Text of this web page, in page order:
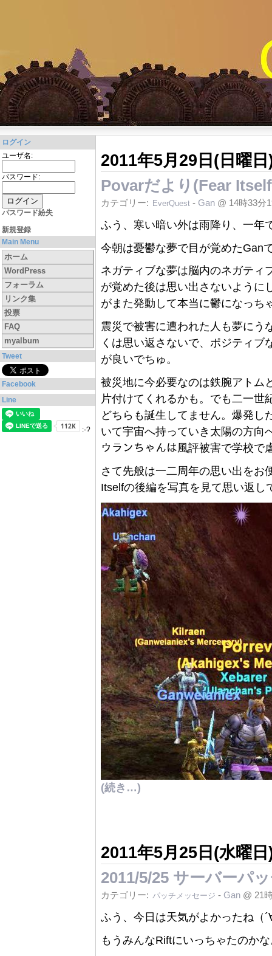
ログイン
ユーザ名:
パスワード:
パスワード紛失
新規登録
Main Menu
ホーム
WordPress
フォーラム
リンク集
投票
FAQ
myalbum
Tweet
Facebook
Line
:-?
2011年5月29日(日曜日
Povarだより(Fear
カテゴリー: EverQuest - Gan @ 14時33分
ふう、寒い暗い外は雨降り、一年
今朝は憂鬱な夢で目が覚めたGan
ネガティブな夢は脳内のネガティ
が覚めた後は思い出さないように
がまた発動して本当に鬱になっち
震災で被害に遭われた人も夢にう
くは思い返さないで、ポジティブ
が良いでちゅ。
被災地に今必要なのは鉄腕アトム
片付けてくれるかも。でも二一世
どちらも誕生してません。爆発し
いて宇宙へ持っていき太陽の方向
ウランちゃんは風評被害で学校で
さて先般は一二周年の思い出をお
Itselfの後編を写真を見て思い返し
(続き…)
2011年5月25日(水曜日
2011/5/25 サーバーパ
カテゴリー: パッチメッセージ - Gan @ 21
ふう、今日は天気がよかったね
もうみんなRiftにいっちゃたのか